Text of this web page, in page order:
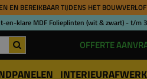
EN BEREIKBAAR TIJDENS HET BOUWVERLOF
en-klare MDF Folieplinten (wit & zwart) - t/m
OFFERTE